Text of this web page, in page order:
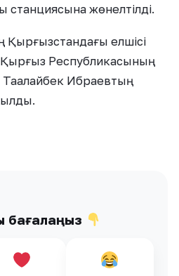
жөнелтілді.
Қырғызстандағы елшісі
Республикасының
Таалайбек Ибраевтың
бағалаңыз